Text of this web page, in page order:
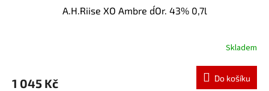
A.H.Riise XO Ambre d´Or. 43% 0,7l
Skladem
1 045 Kč Do košíku